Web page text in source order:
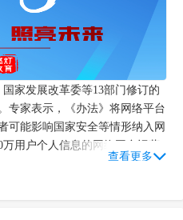
家发展改革委等13部门修订的
专家表示，《办法》将网络平台
可能影响国家安全等情形纳入网
用户个人信息的网络平台运营
查看更多